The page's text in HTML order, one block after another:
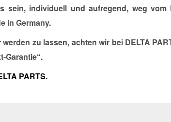
sein, individuell und aufregend, weg
in Germany.
zu lassen, achten wir bei DELTA
Garantie“.
PARTS.